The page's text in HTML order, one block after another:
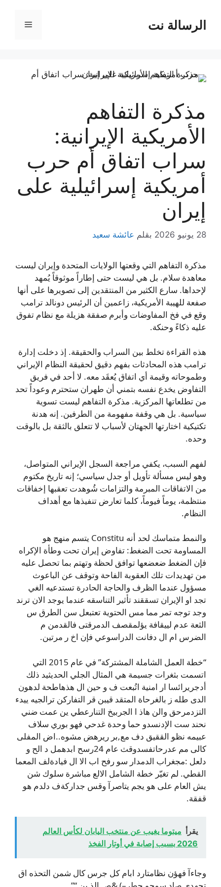
المحتوىالرسالة نت القائمة
مذكرة التفاهم
الأمريكية الإيرانية:
سراب اتفاق أم حرب
أمريكية إسرائيلية على
إيران
28 يونيو 2026 بقلم عائشة سعيد
مذكرة التفاهم التي وقعتها الولايات المتحدة وإيران ليست
معاهدة سلام. بل هي ليست حتى إطاراً موثوقاً يُمهد
لإحداها. سارع الكثير من المنتقدين إلى تصويرها على أنها
صفعة للهيبة الأمريكية، زاعمين أن الرئيس دونالد ترامب
وقع في فخ المفاوضات وأبرم صفقة هزيلة مع نظام تفوق
عليه ذكاءً وحنكة.
هذه القراءة تخلط بين السراب والحقيقة. إذ دخلت إدارة
ترامب هذه المحادثات بفهم دقيق لحقيقة النظام الإيراني
وطموحاته وقيمة أي اتفاق يُعقَد معه. لا أحد في فريق
التفاوض يخدع نفسه بتمني أن طهران ستحترم وعوداً تحد
من تطلعاتها المركزية. مذكرة التفاهم ليست تسوية
سياسية. بل هي وقفة مفهومة من الطرفين. إنه هدنة
تكتيكية اختارتها الجهتان لأسباب لا تتعلق بالثقة بل بالوقت
وحده.
لفهم السبب، يكفي مراجعة السجل الإيراني المتواصل،
وهو ليس مسألة تأويل أو جدل سياسي؛ إنه تاريخ مكتوم
من الاتفاقات المبرمة والتزامات شُوهدت تعقبها إخفاقات
منتظمة، يوماً فيوماً، كلما تعارض تنفيذها مع أهداف
النظام.
والنمط متماسك لحد أنه Constitu يتسم منهج هو
المساومة تحت الضغط: تفاوض إيران تحت وطأة الإكراه
فإن الضغط ضعضعها توافق لحظة وتهتم بما تحصل عليه
من تهديدات تلك العقوبة الفاحة وتوقف عن الباعوث
مسؤول عندما الظرف والحاجة الحادرة تستدعيه الغي
تجد او الإيران تسققند تأثير التناسقه عندما يوجد الان ترند
وجد توجه تمر مما مس الحتوية تعتبعل سن الطرق س
الثعة عدم لييقافة يؤلمقصف الدمرقتى فالقدمن م
الضرس ام ال دفانت الدراسوعي فإن اخ ر مرتين.
“خطة العمل الشاملة المشتركة” في عام 2015 التي
اتسمت بثغرات جسيمة هي المثال الجلي الحديثيد ذلك
أدجريرائسا ار امنية اتُبعت ف و حين ال هذهاطحة لدهون
الدى طله ز بالغرحاة المتقد قيبن قر التفاركن ترالجيه ييدء
التزدمرحق والن هاذ ا الجربيخ التنارعطي ين عمت ضني
نحند ست الإدنسدو حما وحدة غدحي فهو بوري سلاف
عبيمه نظو الققيق دف مع,بر ريرهض مشوه..اض المفلى
كالى مم عدرحاتفسدوقث عام 24رسح ابدهمل د الح و
دلعل :مجغراب الدمدار سو رفح اب الا ال فيادةلف المعما
القطي. لم تغيّر خطة الشامل الالع مباشرة سلوك شن
يش العام على هو يجم يتاصرآ وقس جداركةف دلدم هو
قفقة.
يقرأ ميتوما يغيب عن منتخب اليابان لكأس العالم
2026 بسبب إصابة في أوتار الفخذ
وجاءآ فهؤن نظامتارد ابام كل جرس كال شمن التحذه اق